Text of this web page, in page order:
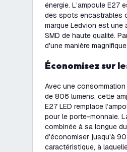
énergie. L’ampoule
des spots encastrables
marque Ledvion est une
SMD de haute qualité.
d'une manière
Économisez sur
Avec une
de 806 lumens, cette
E27 LED remplace
pour le porte-monnaie.
combinée à sa longue
d'économiser jusqu'à
caractéristique, à